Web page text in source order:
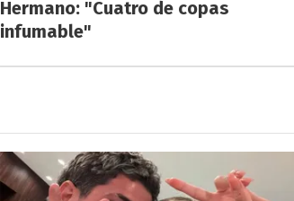
Hermano: "Cuatro de copas
infumable"